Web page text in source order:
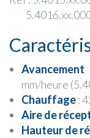
Avancement
mm/heure
Chauffage:
Aire de
Hauteur de